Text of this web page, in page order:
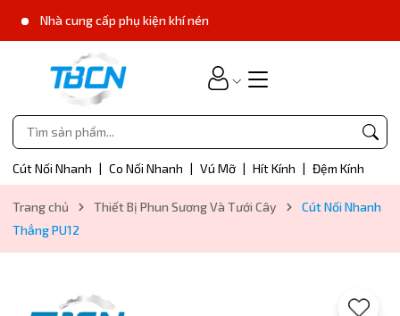
Nhà cung cấp phụ kiện khí nén
Cút Nối Nhanh | Co Nối Nhanh | Vú Mỡ | Hít Kính | Đệm Kính
Trang chủ Thiết Bị Phun Sương Và Tưới Cây
Cút Nối Nhanh
Thẳng PU12